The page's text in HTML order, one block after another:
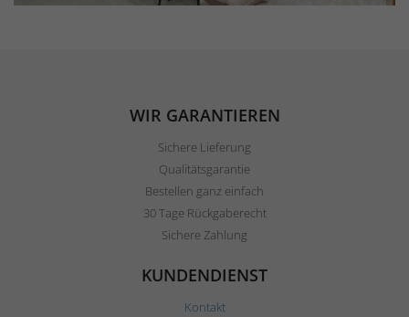
WIR GARANTIEREN
Sichere Lieferung
Qualitätsgarantie
Bestellen ganz einfach
30 Tage Rückgaberecht
Sichere Zahlung
KUNDENDIENST
Kontakt